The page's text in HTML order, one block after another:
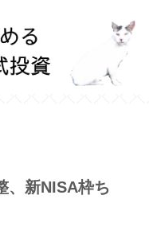
、新NISA枠ち